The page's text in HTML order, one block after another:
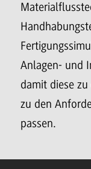
Anlagen- und
damit diese
zu den
passen.